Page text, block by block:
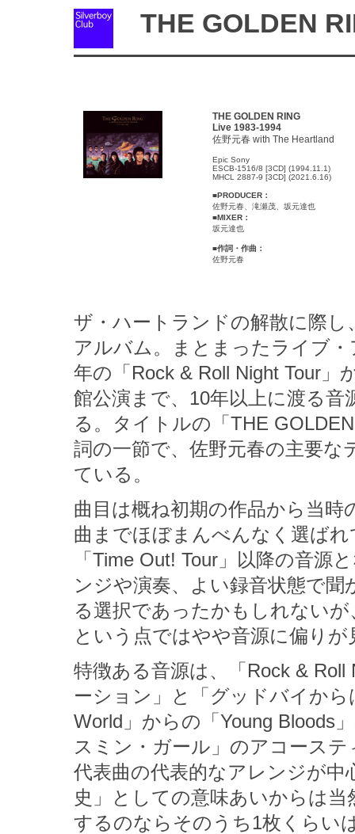
THE GOLDEN
THE GOLDEN RING
Live 1983-1994
佐野元春 with The Heartland
Epic Sony
ESCB-1516/8 [3CD] (1994.11.1)
MHCL 2887-9 [3CD] (2021.6.16)
■PRODUCER：
佐野元春、滝瀬茂、坂元達也
■MIXER：
坂元達也
■作詞・作曲：
佐野元春
ザ・ハートランドの解散に際
アルバム。まとまったライブ
年の「Rock & Roll Night Tour」
館公演まで、10年以上に渡る
る。タイトルの「THE
詞の一節で、佐野元春の主要
ている。
曲目は概ね初期の作品から当時
曲までほぼまんべんなく選ば
「Time Out! Tour」以降の音源
ンジや演奏、よい録音状態で
る選択であったかもしれない
という点ではやや音源に偏り
特徴ある音源は、「Rock &
ーション」と「グッドバイか
World」からの「Young Bloods
スミン・ガール」のアコース
代表曲の代表的なアレンジが
史」としての意味あいからは
するのならそのうち1枚くらい